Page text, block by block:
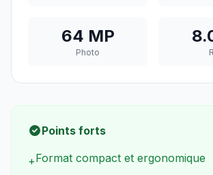
64 MP
Photo
Points forts
+Format compact et ergonomique